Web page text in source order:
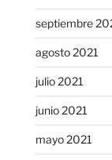
septiembre
agosto 2021
julio 2021
junio 2021
mayo 2021